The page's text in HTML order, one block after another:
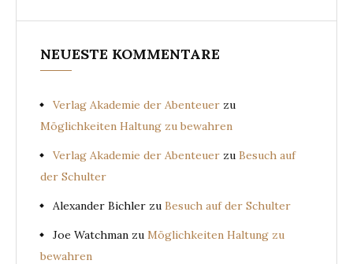
NEUESTE KOMMENTARE
Verlag Akademie der Abenteuer zu
Möglichkeiten Haltung zu bewahren
Verlag Akademie der Abenteuer zu Besuch auf
der Schulter
Alexander Bichler zu Besuch auf der Schulter
Joe Watchman zu Möglichkeiten Haltung zu
bewahren